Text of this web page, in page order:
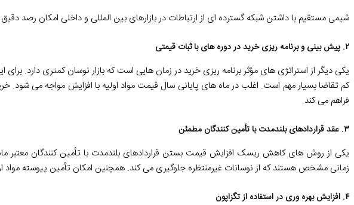
شیمی مستقیم با داشتن شبکه گسترده ای از ارتباطات در بازارهای بین المللی و داخلی امکان رصد
۲. پیش بینی و برنامه ریزی خرید در دوره های با ثبات قیمتی
یکی دیگر از استراتژی های مؤثر برنامه ریزی خرید در زمان هایی است که بازار نوسان کمتری دارد.
کم تقاضا بسیار مهم است. اغلب در ماه های پایانی سال قیمت مواد اولیه با افزایش مواجه می شود.
فراهم می کند.
۳. عقد قراردادهای بلندمدت با تأمین کنندگان مطمئن
یکی از روش های کاهش ریسک افزایش قیمت بستن قراردادهای بلندمدت با تأمین کنندگان معتبر
زمانی مشخص هستند که از نوسانات غیرمنتظره جلوگیری می کند. همچنین امکان تأمین پیوسته مواد
۴. افزایش بهره وری در استفاده از تگزاپون